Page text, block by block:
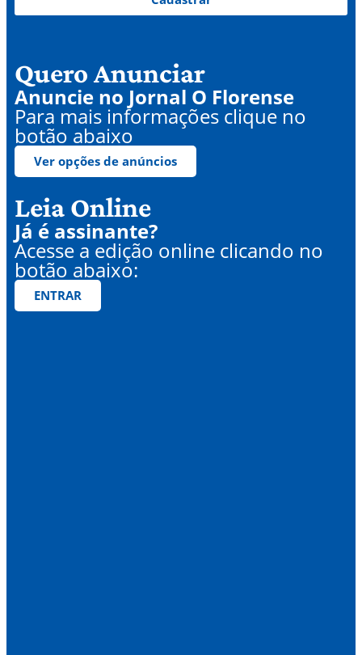
Quero Anunciar
Anuncie no Jornal O Florense
Para mais informações clique no
botão abaixo
Ver opções de anúncios
Leia Online
Já é assinante?
Acesse a edição online clicando no
botão abaixo:
ENTRAR